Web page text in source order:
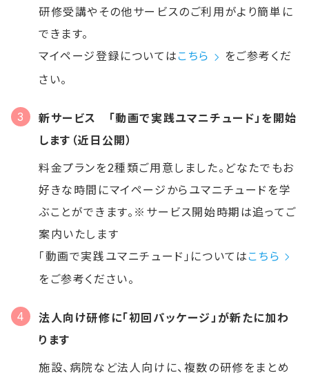
研修受講やその他サービスのご利用がより簡単に
できます。
マイページ登録についてはこちら
をご参考くだ
さい。
新サービス 「動画で実践ユマニチュード」を開始
します（近日公開）
料金プランを2種類ご用意しました。どなたでもお
好きな時間にマイページからユマニチュードを学
ぶことができます。※サービス開始時期は追ってご
案内いたします
「動画で実践ユマニチュード」についてはこちら
をご参考ください。
法人向け研修に「初回パッケージ」が新たに加わ
ります
施設、病院など法人向けに、複数の研修をまとめ